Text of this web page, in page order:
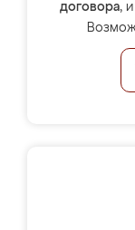
договора,